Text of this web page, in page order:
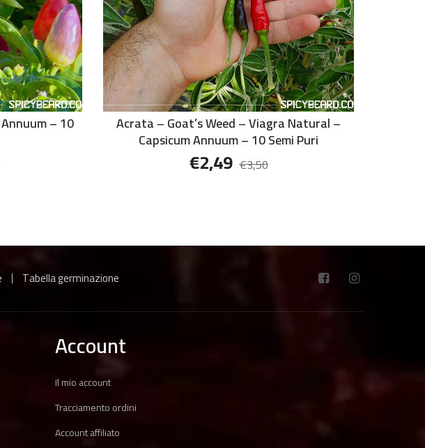
– 10 Acrata – Goat’s Weed – Viagra Natural –
Capsicum Annuum – 10 Semi Puri
€3,50
€2,49
Tabella germinazione
Account
Il mio account
Tracciamento ordini
Account affiliato